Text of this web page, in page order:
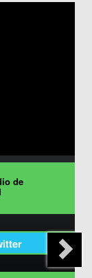
de